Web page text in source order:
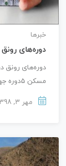
خبرها
دوره‌های
دوره‌های رونق
مسکن ۵دوره جهش قیمتی را از…
مهر 3, 1398